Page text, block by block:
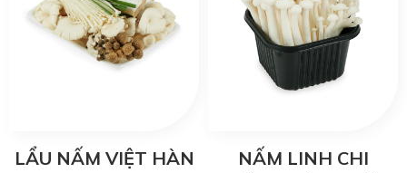
LẨU NẤM VIỆT HÀN
NẤM LINH CHI